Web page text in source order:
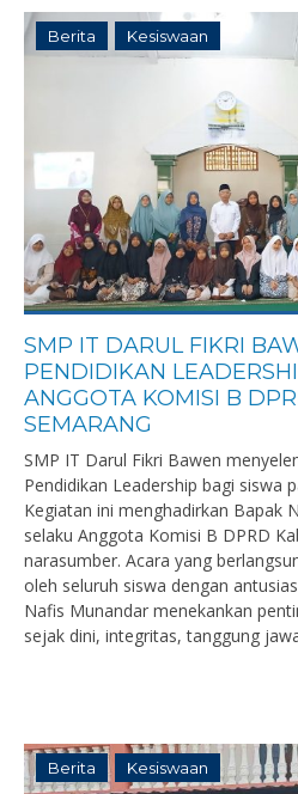
Berita Kesiswaan
SMP IT DARUL FIKRI
PENDIDIKAN
ANGGOTA KOMISI B
SEMARANG
SMP IT Darul Fikri Bawen
Pendidikan Leadership bagi siswa
Kegiatan ini menghadirkan Bapak
selaku Anggota Komisi B DPRD
narasumber. Acara yang
oleh seluruh siswa dengan
Nafis Munandar menekankan
sejak dini, integritas, tanggung
Berita Kesiswaan